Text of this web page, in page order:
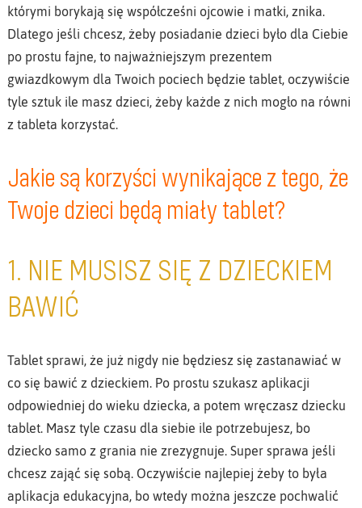
którymi borykają się współcześni ojcowie i matki, znika.
Dlatego jeśli chcesz, żeby posiadanie dzieci było dla Ciebie
po prostu fajne, to najważniejszym prezentem
gwiazdkowym dla Twoich pociech będzie tablet, oczywiście
tyle sztuk ile masz dzieci, żeby każde z nich mogło na równi
z tableta korzystać.
Jakie są korzyści wynikające z tego, że
Twoje dzieci będą miały tablet?
1. NIE MUSISZ SIĘ Z DZIECKIEM
BAWIĆ
Tablet sprawi, że już nigdy nie będziesz się zastanawiać w
co się bawić z dzieckiem. Po prostu szukasz aplikacji
odpowiedniej do wieku dziecka, a potem wręczasz dziecku
tablet. Masz tyle czasu dla siebie ile potrzebujesz, bo
dziecko samo z grania nie zrezygnuje. Super sprawa jeśli
chcesz zająć się sobą. Oczywiście najlepiej żeby to była
aplikacja edukacyjna, bo wtedy można jeszcze pochwalić